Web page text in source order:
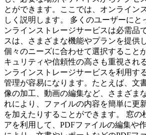
とができます。ここでは、オンライン
しく説明します。 多くのユーザーにと
ンラインストレージサービスは必需品
スは、さまざまな機能やプランを提供
個々のニーズに合わせて選択すること
キュリティや信頼性の高さも重視され
ンラインストレージサービスを利用す
管理が容易になります。たとえば、文
像の加工、動画の編集など、さまざま
れにより、ファイルの内容を簡単に更
を加えたりすることができます。 窓の
アを利用して、PDFファイルの編集や